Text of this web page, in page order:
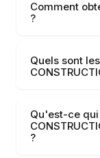
Comment
?
Quels sont
Qu'est-ce
?